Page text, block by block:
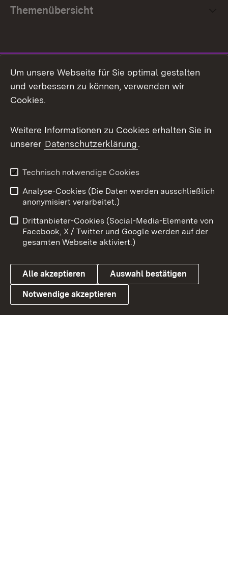
Themenübersicht
Facebook
X / Twitter
Youtube
Link zum Landesportal
Impressum
Kontakt
Barrierefreiheit
Datenschutz
Cookies
Um unsere Webseite für Sie optimal gestalten
und verbessern zu können, verwenden wir
Cookies.
Weitere Informationen zu Cookies erhalten Sie in
unserer Datenschutzerklärung.
Technisch notwendige Cookies
Analyse-Cookies (Die Daten werden ausschließlich
anonymisiert verarbeitet.)
Drittanbieter-Cookies (Social-Media-Elemente von
Facebook, X / Twitter und Google werden auf der
gesamten Webseite aktiviert.)
Alle akzeptieren Auswahl bestätigen
Notwendige akzeptieren